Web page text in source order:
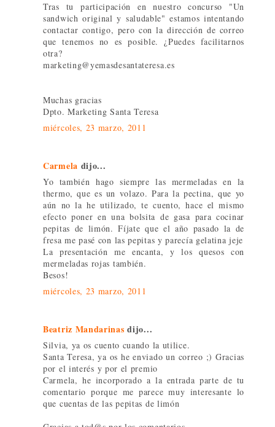
Tras tu participación en nuestro concurso "Un
sandwich original y saludable" estamos intentando
contactar contigo, pero con la dirección de correo
que tenemos no es posible. ¿Puedes facilitarnos
otra?
marketing@yemasdesantateresa.es
Muchas gracias
Dpto. Marketing Santa Teresa
miércoles, 23 marzo, 2011
Carmela dijo...
Yo también hago siempre las mermeladas en la
thermo, que es un volazo. Para la pectina, que yo
aún no la he utilizado, te cuento, hace el mismo
efecto poner en una bolsita de gasa para cocinar
pepitas de limón. Fíjate que el año pasado la de
fresa me pasé con las pepitas y parecía gelatina jeje
La presentación me encanta, y los quesos con
mermeladas rojas también.
Besos!
miércoles, 23 marzo, 2011
Beatriz Mandarinas dijo...
Silvia, ya os cuento cuando la utilice.
Santa Teresa, ya os he enviado un correo ;) Gracias
por el interés y por el premio
Carmela, he incorporado a la entrada parte de tu
comentario porque me parece muy interesante lo
que cuentas de las pepitas de limón